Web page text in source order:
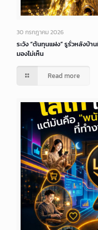
30 กรกฎาคม 2026
ระวัง “ต้นทุนแฝง” รูรั่วหลังบ้
มองไม่เห็น
Read more